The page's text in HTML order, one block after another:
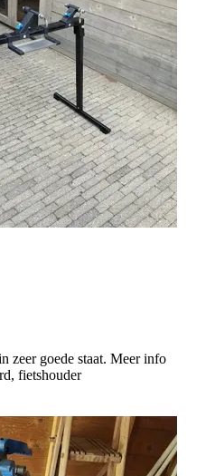
zeer goede staat. Meer info
fietshouder